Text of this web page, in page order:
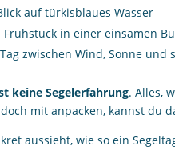
auf türkisblaues Wasser
in einer einsamen
zwischen Wind, Sonne und
keine Segelerfahrung. Alles,
mit anpacken, kannst du
aussieht, wie so ein